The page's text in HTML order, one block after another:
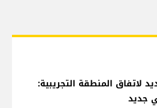
لاتفاق المنطقة التجريبية:
جديد